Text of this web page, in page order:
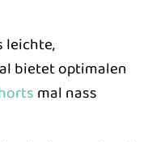
leichte,
bietet optimalen
mal nass